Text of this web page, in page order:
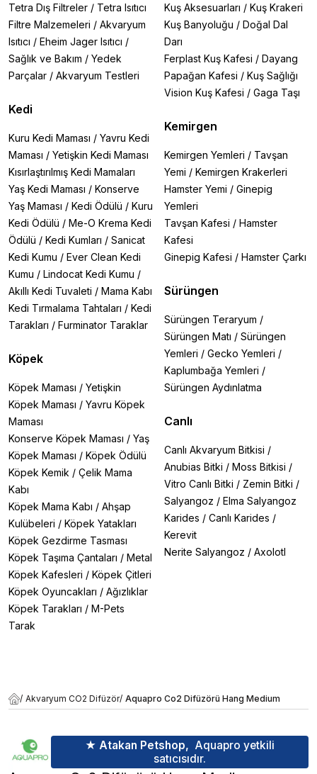
Tetra Dış Filtreler / Tetra Isıtıcı
Filtre Malzemeleri / Akvaryum
Isıtıcı / Eheim Jager Isıtıcı /
Sağlık ve Bakım / Yedek
Parçalar / Akvaryum Testleri
Kedi
Kuru Kedi Maması / Yavru Kedi
Maması / Yetişkin Kedi Maması
Kısırlaştırılmış Kedi Mamaları
Yaş Kedi Maması / Konserve
Yaş Maması / Kedi Ödülü / Kuru
Kedi Ödülü / Me-O Krema Kedi
Ödülü / Kedi Kumları / Sanicat
Kedi Kumu / Ever Clean Kedi
Kumu / Lindocat Kedi Kumu /
Akıllı Kedi Tuvaleti / Mama Kabı
Kedi Tırmalama Tahtaları / Kedi
Tarakları / Furminator Taraklar
Köpek
Köpek Maması / Yetişkin
Köpek Maması / Yavru Köpek
Maması
Konserve Köpek Maması / Yaş
Köpek Maması / Köpek Ödülü
Köpek Kemik / Çelik Mama
Kabı
Köpek Mama Kabı / Ahşap
Kulübeleri / Köpek Yatakları
Köpek Gezdirme Tasması
Köpek Taşıma Çantaları / Metal
Köpek Kafesleri / Köpek Çitleri
Köpek Oyuncakları / Ağızlıklar
Köpek Tarakları / M-Pets
Tarak
Kuş Aksesuarları / Kuş Krakeri
Kuş Banyoluğu / Doğal Dal
Darı
Ferplast Kuş Kafesi / Dayang
Papağan Kafesi / Kuş Sağlığı
Vision Kuş Kafesi / Gaga Taşı
Kemirgen
Kemirgen Yemleri / Tavşan
Yemi / Kemirgen Krakerleri
Hamster Yemi / Ginepig
Yemleri
Tavşan Kafesi / Hamster
Kafesi
Ginepig Kafesi / Hamster Çarkı
Sürüngen
Sürüngen Teraryum /
Sürüngen Matı / Sürüngen
Yemleri / Gecko Yemleri /
Kaplumbağa Yemleri /
Sürüngen Aydınlatma
Canlı
Canlı Akvaryum Bitkisi /
Anubias Bitki / Moss Bitkisi /
Vitro Canlı Bitki / Zemin Bitki /
Salyangoz / Elma Salyangoz
Karides / Canlı Karides /
Kerevit
Nerite Salyangoz / Axolotl
/ Akvaryum CO2 Difüzör/ Aquapro Co2 Difüzörü Hang Medium
★ Atakan Petshop, Aquapro yetkili
satıcısıdır.